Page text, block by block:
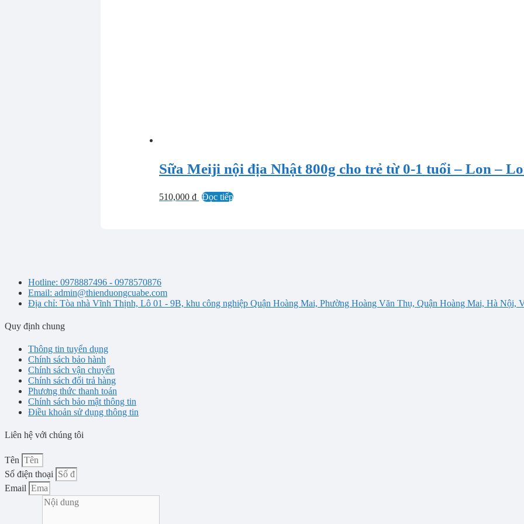
Sữa Meiji nội địa Nhật 800g cho trẻ từ 0-1 tuổi – Lon –
510,000 ₫ Đọc tiếp
Hotline: 0978887496 - 0978570876
Email: admin@thienduongcuabe.com
Địa chỉ: Tòa nhà Vĩnh Thịnh, Lô 01 - 9B, khu công nghiệp Quận Hoàng Mai, Phường Hoàng Văn Thụ, Quận Hoàng Mai, Hà Nội,
Quy định chung
Thông tin tuyển dụng
Chính sách bảo hành
Chính sách vận chuyển
Chính sách đổi trả hàng
Phương thức thanh toán
Chính sách bảo mật thông tin
Điều khoản sử dụng thông tin
Liên hệ với chúng tôi
Tên
Số điện thoại
Email